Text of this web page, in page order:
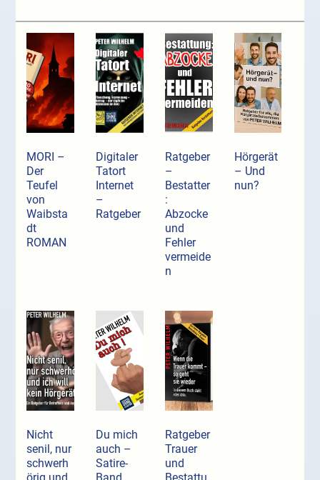
MORI –
Der
Teufel
von
Waibsta
dt
ROMAN
Digitaler
Tatort
Internet
–
Ratgeber
Ratgeber
–
Bestatter
:
Abzocke
und
Fehler
vermeide
n
Hörgerät
– Und
nun?
Nicht
senil, nur
schwerh
Du mich
auch –
Satire-
Ratgeber
Trauer
und